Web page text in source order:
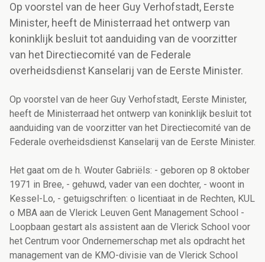
Op voorstel van de heer Guy Verhofstadt, Eerste
Minister, heeft de Ministerraad het ontwerp van
koninklijk besluit tot aanduiding van de voorzitter
van het Directiecomité van de Federale
overheidsdienst Kanselarij van de Eerste Minister.
Op voorstel van de heer Guy Verhofstadt, Eerste Minister,
heeft de Ministerraad het ontwerp van koninklijk besluit tot
aanduiding van de voorzitter van het Directiecomité van de
Federale overheidsdienst Kanselarij van de Eerste Minister.
Het gaat om de h. Wouter Gabriëls: - geboren op 8 oktober
1971 in Bree, - gehuwd, vader van een dochter, - woont in
Kessel-Lo, - getuigschriften: o licentiaat in de Rechten, KUL
o MBA aan de Vlerick Leuven Gent Management School -
Loopbaan gestart als assistent aan de Vlerick School voor
het Centrum voor Ondernemerschap met als opdracht het
management van de KMO-divisie van de Vlerick School